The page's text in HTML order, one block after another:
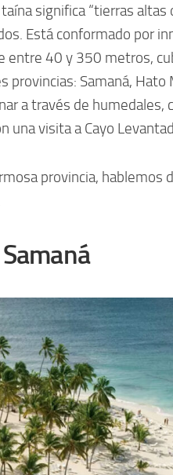
significa “tierras altas
Está conformado por
entre 40 y 350 metros,
provincias: Samaná,
a través de humedales,
una visita a Cayo
provincia, hablemos